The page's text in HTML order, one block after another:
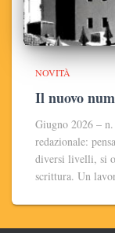
NOVITÀ
Il nuovo
Giugno 2026 –
redazionale:
diversi livelli, si
scrittura. Un